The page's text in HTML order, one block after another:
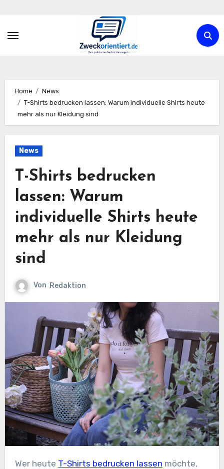
springen
Home
News
T-Shirts bedrucken lassen: Warum individuelle Shirts heute
mehr als nur Kleidung sind
News
T-Shirts bedrucken
lassen: Warum
individuelle Shirts heute
mehr als nur Kleidung
sind
Von Redaktion
Wer heute T-Shirts bedrucken lassen möchte,